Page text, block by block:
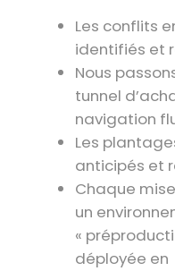
Les conflits
identifiés et
Nous
tunnel
navigation
Les
anticipés et
Chaque
un
«
déployée en